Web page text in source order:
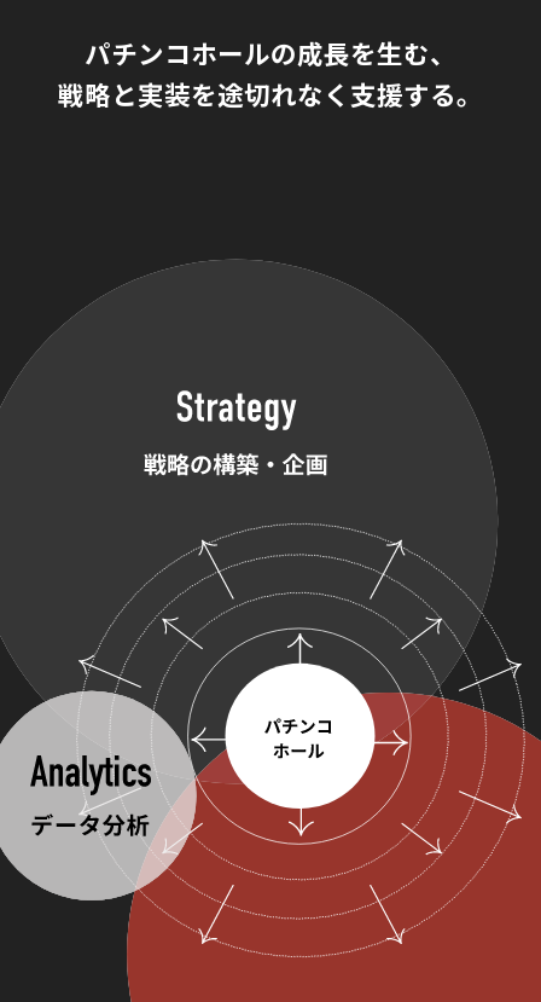
パチンコホールの成長を生む、
戦略と実装を途切れなく支援する。